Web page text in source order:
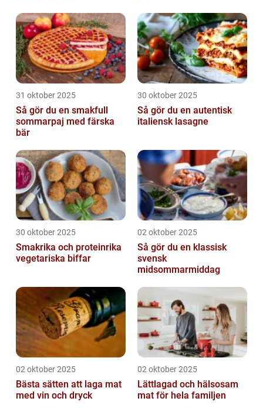
31 oktober 2025
Så gör du en smakfull
sommarpaj med färska
bär
30 oktober 2025
Så gör du en autentisk
italiensk lasagne
30 oktober 2025
Smakrika och proteinrika
vegetariska biffar
02 oktober 2025
Så gör du en klassisk
svensk
midsommarmiddag
02 oktober 2025
Bästa sätten att laga mat
med vin och dryck
02 oktober 2025
Lättlagad och hälsosam
mat för hela familjen